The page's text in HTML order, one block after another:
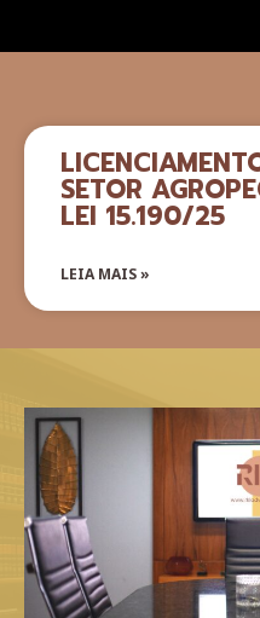
SETOR
LEI 15.190/25
LEIA MAIS »